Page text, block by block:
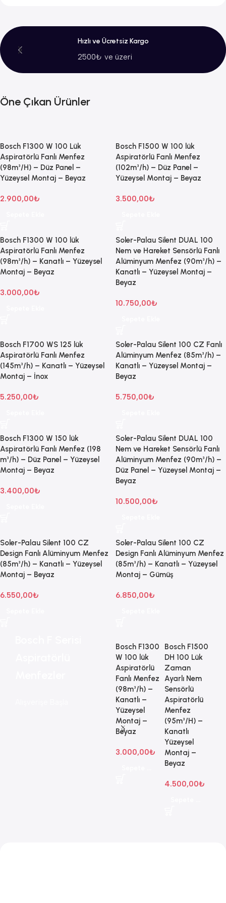
Hızlı ve Ücretsiz Kargo
2500₺ ve üzeri
Öne Çıkan Ürünler
Bosch F1300 W 100 Lük
Aspiratörlü Fanlı Menfez
(98m³/H) – Düz Panel –
Yüzeysel Montaj – Beyaz
2.900,00₺
Bosch F1500 W 100 lük
Aspiratörlü Fanlı Menfez
(102m³/h) – Düz Panel –
Yüzeysel Montaj – Beyaz
3.500,00₺
Bosch F1300 W 100 lük
Aspiratörlü Fanlı Menfez
(98m³/h) – Kanatlı – Yüzeysel
Montaj – Beyaz
3.000,00₺
Soler-Palau Silent DUAL 100
Nem ve Hareket Sensörlü Fanlı
Alüminyum Menfez (90m³/h) –
Kanatlı – Yüzeysel Montaj –
Beyaz
10.750,00₺
Bosch F1700 WS 125 lük
Aspiratörlü Fanlı Menfez
(145m³/h) – Kanatlı – Yüzeysel
Montaj – İnox
5.250,00₺
Soler-Palau Silent 100 CZ Fanlı
Alüminyum Menfez (85m³/h) –
Kanatlı – Yüzeysel Montaj –
Beyaz
5.750,00₺
Bosch F1300 W 150 lük
Aspiratörlü Fanlı Menfez (198
m³/h) – Düz Panel – Yüzeysel
Montaj – Beyaz
3.400,00₺
Soler-Palau Silent DUAL 100
Nem ve Hareket Sensörlü Fanlı
Alüminyum Menfez (90m³/h) –
Düz Panel – Yüzeysel Montaj –
Beyaz
10.500,00₺
Soler-Palau Silent 100 CZ
Design Fanlı Alüminyum Menfez
(85m³/h) – Kanatlı – Yüzeysel
Montaj – Beyaz
6.550,00₺
Soler-Palau Silent 100 CZ
Design Fanlı Alüminyum Menfez
(85m³/h) – Kanatlı – Yüzeysel
Montaj – Gümüş
6.850,00₺
Bosch F1300
W 100 lük
Aspiratörlü
Fanlı Menfez
(98m³/h) –
Kanatlı –
Yüzeysel
Montaj –
Beyaz
3.000,00₺
Bosch F1500
DH 100 Lük
Zaman
Ayarlı Nem
Sensörlü
Aspiratörlü
Menfez
(95m³/H) –
Kanatlı
Yüzeysel
Montaj –
Beyaz
4.500,00₺